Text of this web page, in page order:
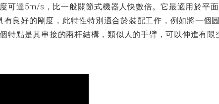
可達5m/s，比一般關節式機器人快數倍。它最適用於平
良好的剛度，此特性特別適合於裝配工作，例如將一個
特點是其串接的兩杆結構，類似人的手臂，可以伸進有